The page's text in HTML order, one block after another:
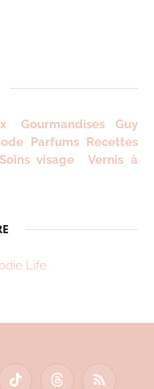
Gourmandises
Guy
Parfums
Recettes
Soins visage
Vernis à
Life